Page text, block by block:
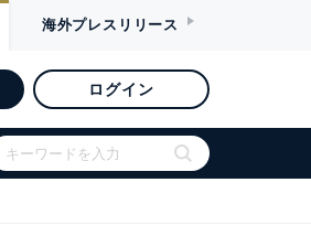
海外プレスリリース
ログイン